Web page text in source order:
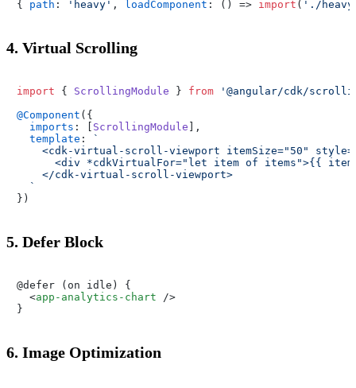
{ path : 'heavy' , loadComponent : () => import ( './
4. Virtual Scrolling
import { ScrollingModule } from
'@angular/cdk/
@Component ({
imports : [ ScrollingModule ],
template :
`
<cdk-virtual-scroll-viewport itemSize="50"
<div *cdkVirtualFor="let item of items">{{
    </cdk-virtual-scroll-viewport>
  `
5. Defer Block
@defer (on idle) {
<app-analytics-chart />
6. Image Optimization